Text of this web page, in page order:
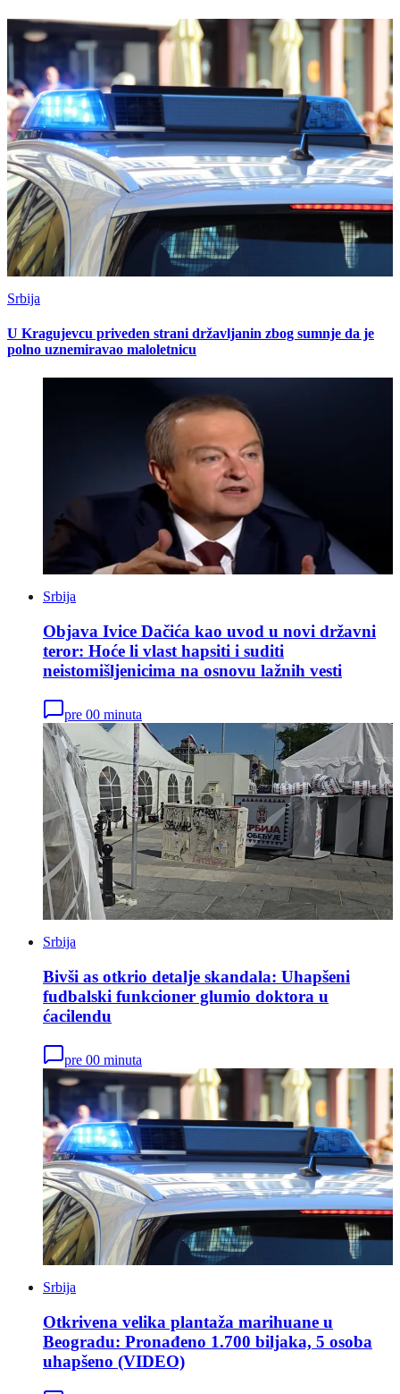
Srbija
U Kragujevcu priveden strani državljanin zbog sumnje da je
polno uznemiravao maloletnicu
Srbija
Objava Ivice Dačića kao uvod u novi državni
teror: Hoće li vlast hapsiti i suditi
neistomišljenicima na osnovu lažnih vesti
pre 00 minuta
Srbija
Bivši as otkrio detalje skandala: Uhapšeni
fudbalski funkcioner glumio doktora u
ćacilendu
pre 00 minuta
Srbija
Otkrivena velika plantaža marihuane u
Beogradu: Pronađeno 1.700 biljaka, 5 osoba
uhapšeno (VIDEO)